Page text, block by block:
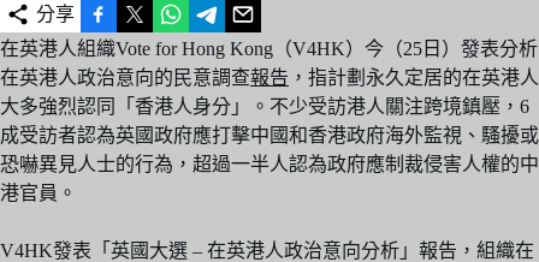
分享
在英港人組織Vote for Hong Kong（V4HK）今（25日）發表分析
在英港人政治意向的民意調查報告 ，指計劃永久定居的在英港人
大多強烈認同「香港人身分」。不少受訪港人關注跨境鎮壓，6
成受訪者認為英國政府應打擊中國和香港政府海外監視、騷擾或
恐嚇異見人士的行為，超過一半人認為政府應制裁侵害人權的中
港官員。
V4HK發表「英國大選 – 在英港人政治意向分析」報告，組織在